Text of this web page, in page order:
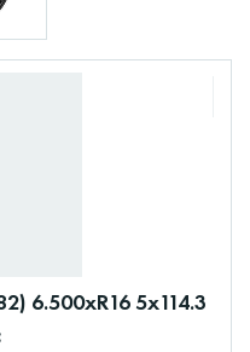
6.500xR16 5x114.3